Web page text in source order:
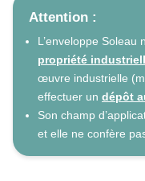
Attention :
L’enveloppe Soleau
propriété
œuvre industrielle
effectuer un dépôt
Son champ
et elle ne confère